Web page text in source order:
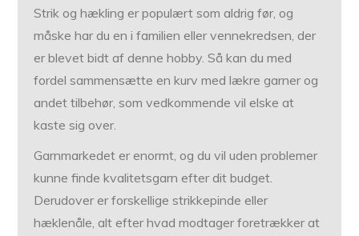
Strik og hækling er populært som aldrig før, og
måske har du en i familien eller vennekredsen, der
er blevet bidt af denne hobby. Så kan du med
fordel sammensætte en kurv med lækre garner og
andet tilbehør, som vedkommende vil elske at
kaste sig over.
Garnmarkedet er enormt, og du vil uden problemer
kunne finde kvalitetsgarn efter dit budget.
Derudover er forskellige strikkepinde eller
hæklenåle, alt efter hvad modtager foretrækker at